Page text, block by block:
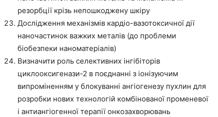
резорбції крізь непошкоджену шкіру
Дослідження механізмів кардіо-вазотоксичної дії
наночастинок важких металів (до проблеми
біобезпеки наноматеріалів)
Визначити роль селективних інгібіторів
циклооксигенази-2 в поєднанні з іонізуючим
випроміненням у блокуванні ангіогенезу пухлин для
розробки нових технологій комбінованої променевої
і антиангіогенної терапії онкозахворювань